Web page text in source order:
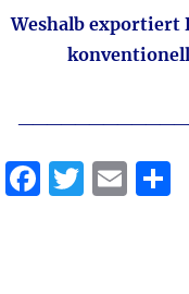
Weshalb exportiert
F T E T